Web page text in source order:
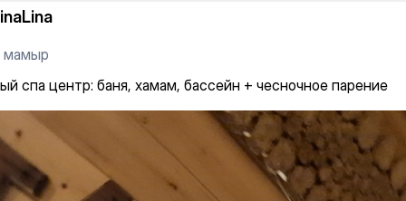
мамыр
спа центр: баня, хамам, бассейн + чесночное парение